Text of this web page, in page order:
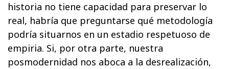
historia no tiene capacidad para preservar lo
real, habría que preguntarse qué metodología
podría situarnos en un estadio respetuoso de
empiria. Si, por otra parte, nuestra
posmodernidad nos aboca a la desrealización,